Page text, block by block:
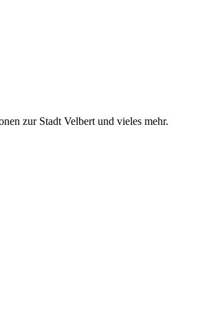
zur Stadt Velbert und vieles mehr.